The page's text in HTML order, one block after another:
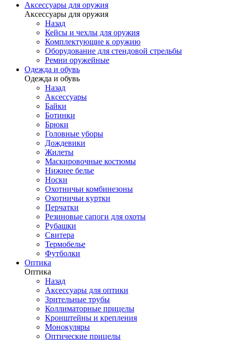
Аксессуары для оружия
Аксессуары для оружия
Назад
Кейсы и чехлы для оружия
Комплектующие к оружию
Оборудование для стендовой стрельбы
Ремни оружейные
Одежда и обувь
Одежда и обувь
Назад
Аксессуары
Байки
Ботинки
Брюки
Головные уборы
Дождевики
Жилеты
Маскировочные костюмы
Нижнее белье
Носки
Охотничьи комбинезоны
Охотничьи куртки
Перчатки
Резиновые сапоги для охоты
Рубашки
Свитера
Термобелье
Футболки
Оптика
Оптика
Назад
Аксессуары для оптики
Зрительные трубы
Коллиматорные прицелы
Кронштейны и крепления
Монокуляры
Оптические прицелы